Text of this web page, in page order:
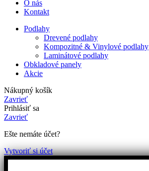
O nás
Kontakt
Podlahy
Drevené podlahy
Kompozitné & Vinylové podlahy
Laminátové podlahy
Obkladové panely
Akcie
Nákupný košík
Zavrieť
Prihlásiť sa
Zavrieť
Ešte nemáte účet?
Vytvoriť si účet